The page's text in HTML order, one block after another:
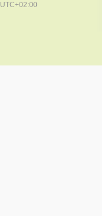
UTC+02:00